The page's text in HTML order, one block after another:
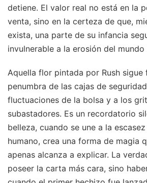
detiene. El valor real no está en la
venta, sino en la certeza de que,
exista, una parte de su infancia
invulnerable a la erosión del mundo
Aquella flor pintada por Rush sigue
penumbra de las cajas de
fluctuaciones de la bolsa y a los
subastadores. Es un recordatorio
belleza, cuando se une a la
humano, crea una forma de magia
apenas alcanza a explicar. La
poseer la carta más cara, sino